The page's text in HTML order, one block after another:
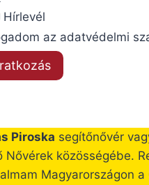
Hírlevél
az adatvédelmi
Piroska segítőnővér
Nővérek közösségébe.
Magyarországon